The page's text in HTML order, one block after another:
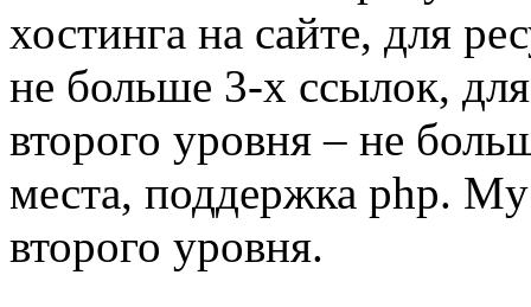
хостинга на сайте, для
не больше 3-х ссылок,
второго уровня – не
места, поддержка php.
второго уровня.